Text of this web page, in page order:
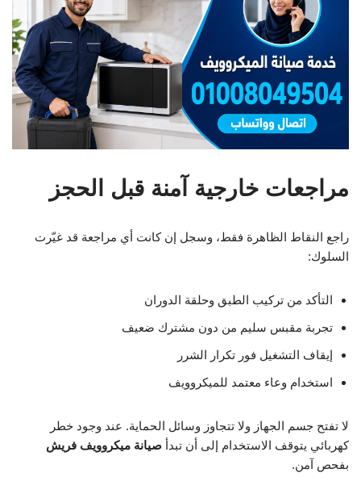
مراجعات خارجية آمنة قبل الحجز
راجع النقاط الظاهرة فقط، وسجل إن كانت أي مراجعة قد غيّرت
السلوك:
التأكد من تركيب الطبق وحلقة الدوران
تجربة مقبس سليم من دون مشترك ضعيف
إيقاف التشغيل فور تكرار الشرر
استخدام وعاء معتمد للميكروويف
لا تفتح جسم الجهاز ولا تتجاوز وسائل الحماية. عند وجود خطر
كهربائي يتوقف الاستخدام إلى أن تبدأ صيانة ميكروويف فريش
بفحص آمن.